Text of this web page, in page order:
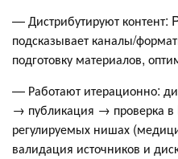
— Дистрибутируют контент:
подсказывает каналы/
подготовку материалов,
— Работают итерационно:
→ публикация → проверка в
регулируемых нишах
валидация источников и